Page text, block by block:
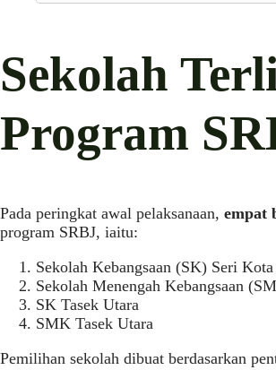
Sekolah
Program
Pada peringkat awal pelaksanaan, empat
program SRBJ, iaitu:
Sekolah Kebangsaan (SK) Seri
Sekolah Menengah Kebangsaan
SK Tasek Utara
SMK Tasek Utara
Pemilihan sekolah dibuat berdasarkan